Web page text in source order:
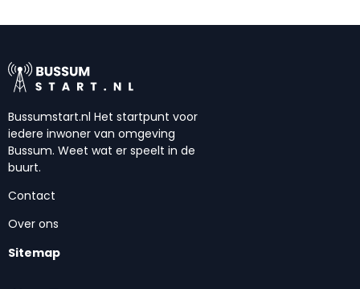
Bussumstart.nl Het startpunt voor
iedere inwoner van omgeving
Bussum. Weet wat er speelt in de
buurt.
Contact
Over ons
Sitemap